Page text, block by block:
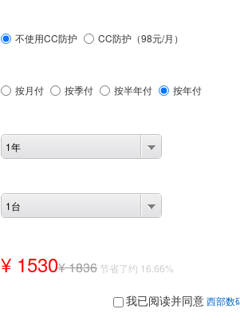
不使用CC防护 CC防护（98元/月）
按月付 按季付 按半年付 按年付
1年
1台
¥ 1530¥ 1836 节省了约 16.66%
我已阅读并同意 西部数